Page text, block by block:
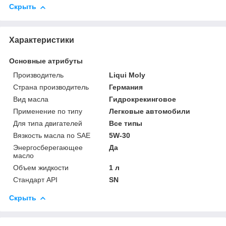
Скрыть
Характеристики
Основные атрибуты
Производитель
Liqui Moly
Страна производитель
Германия
Вид масла
Гидрокрекинговое
Применение по типу
Легковые автомобили
Для типа двигателей
Все типы
Вязкость масла по SAE
5W-30
Энергосберегающее
масло
Да
Объем жидкости
1 л
Стандарт API
SN
Скрыть